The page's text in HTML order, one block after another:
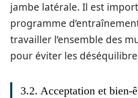
jambe latérale. Il est
programme
travailler l’ensemble des
pour éviter les
3.2. Acceptation et bien-